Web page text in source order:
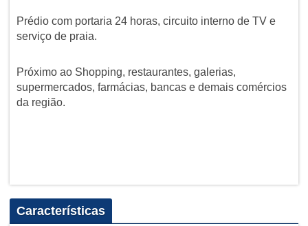
Prédio com portaria 24 horas, circuito interno de TV e
serviço de praia.
Próximo ao Shopping, restaurantes, galerias,
supermercados, farmácias, bancas e demais comércios
da região.
Características